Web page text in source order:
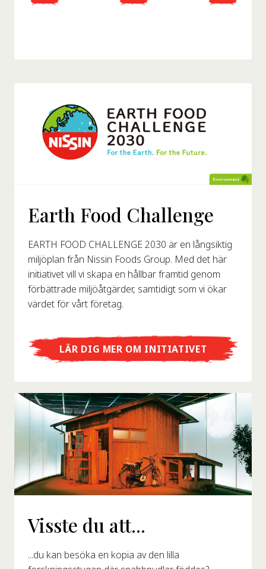
Earth Food Challenge
EARTH FOOD CHALLENGE 2030 är en långsiktig
miljöplan från Nissin Foods Group. Med det här
initiativet vill vi skapa en hållbar framtid genom
förbättrade miljöåtgärder, samtidigt som vi ökar
värdet för vårt företag.
LÄR DIG MER OM INITIATIVET
Visste du att...
...du kan besöka en kopia av den lilla